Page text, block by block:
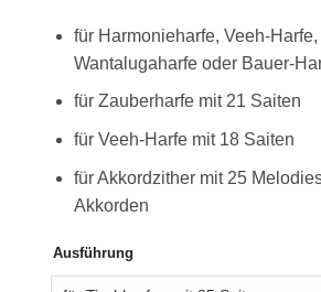
für Harmonieharfe, Veeh-
Wantalugaharfe oder Bauer-
für Zauberharfe mit 21 Saiten
für Veeh-Harfe mit 18 Saiten
für Akkordzither mit 25
Akkorden
Ausführung